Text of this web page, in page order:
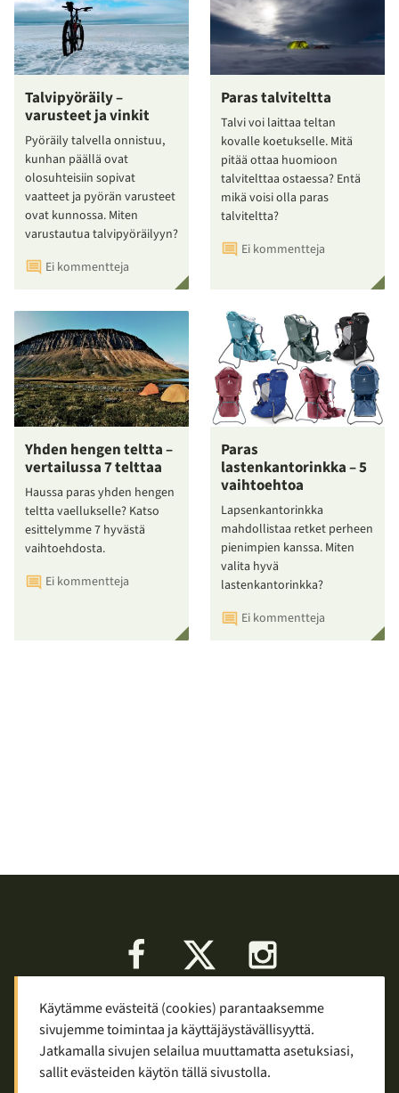
Talvipyöräily –
varusteet ja vinkit
Pyöräily talvella onnistuu,
kunhan päällä ovat
olosuhteisiin sopivat
vaatteet ja pyörän varusteet
ovat kunnossa. Miten
varustautua talvipyöräilyyn?
Ei kommentteja
Paras talviteltta
Talvi voi laittaa teltan
kovalle koetukselle. Mitä
pitää ottaa huomioon
talvitelttaa ostaessa? Entä
mikä voisi olla paras
talviteltta?
Ei kommentteja
Yhden hengen teltta –
vertailussa 7 telttaa
Haussa paras yhden hengen
teltta vaellukselle? Katso
esittelymme 7 hyvästä
vaihtoehdosta.
Ei kommentteja
Paras
lastenkantorinkka – 5
vaihtoehtoa
Lapsenkantorinkka
mahdollistaa retket perheen
pienimpien kanssa. Miten
valita hyvä
lastenkantorinkka?
Ei kommentteja
Facebook
Keskustelu Palaute
Tietosuoja
Mainostaminen ja yhteistyö
Copyright © 2007—2026Tuomas Tolppi /
Käytämme evästeitä (cookies) parantaaksemme
sivujemme toimintaa ja käyttäjäystävällisyyttä.
Jatkamalla sivujen selailua muuttamatta asetuksiasi,
sallit evästeiden käytön tällä sivustolla.